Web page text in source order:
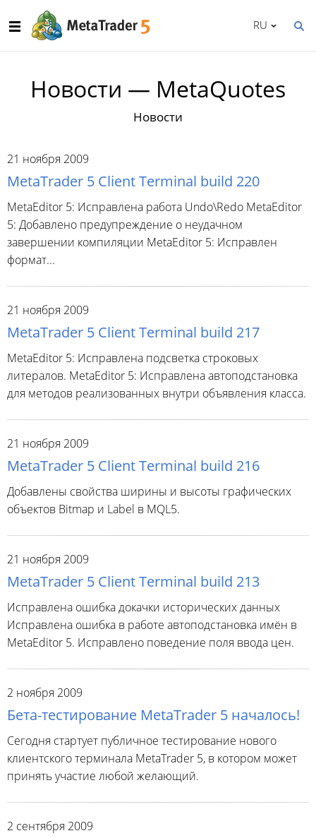
RU
Новости — MetaQuotes
Новости
21 ноября 2009
MetaTrader 5 Client Terminal build 220
MetaEditor 5: Исправлена работа Undo\Redo MetaEditor
5: Добавлено предупреждение о неудачном
завершении компиляции MetaEditor 5: Исправлен
формат...
21 ноября 2009
MetaTrader 5 Client Terminal build 217
MetaEditor 5: Исправлена подсветка строковых
литералов. MetaEditor 5: Исправлена автоподстановка
для методов реализованных внутри объявления класса.
21 ноября 2009
MetaTrader 5 Client Terminal build 216
Добавлены свойства ширины и высоты графических
объектов Bitmap и Label в MQL5.
21 ноября 2009
MetaTrader 5 Client Terminal build 213
Исправлена ошибка докачки исторических данных
Исправлена ошибка в работе автоподстановка имён в
MetaEditor 5. Исправлено поведение поля ввода цен.
2 ноября 2009
Бета-тестирование MetaTrader 5 началось!
Сегодня стартует публичное тестирование нового
клиентского терминала MetaTrader 5, в котором может
принять участие любой желающий.
2 сентября 2009